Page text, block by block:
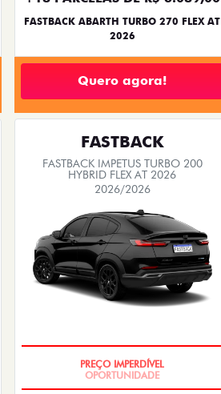
FASTBACK ABARTH TURBO 270 FLEX AT
2026
Quero agora!
FASTBACK
FASTBACK IMPETUS TURBO 200
HYBRID FLEX AT 2026
2026/2026